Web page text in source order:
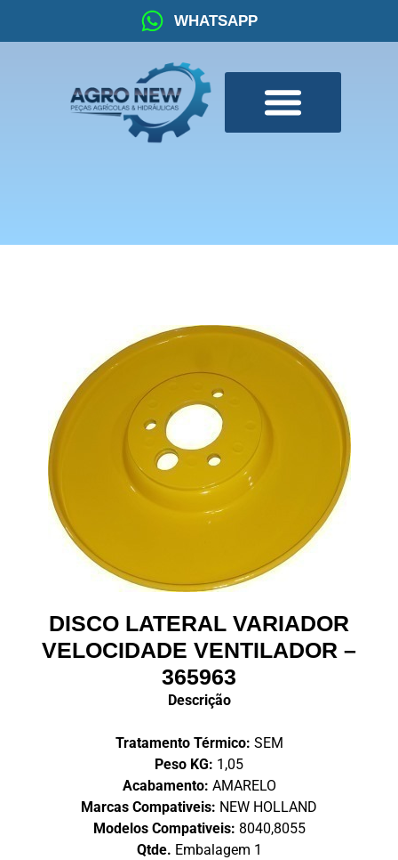
WHATSAPP
DISCO LATERAL VARIADOR
VELOCIDADE VENTILADOR –
365963
Descrição
Tratamento Térmico: SEM
Peso KG: 1,05
Acabamento: AMARELO
Marcas Compativeis: NEW HOLLAND
Modelos Compativeis: 8040,8055
Qtde. Embalagem 1